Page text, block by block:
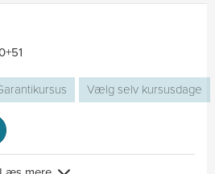
Vælg selv kursusdage